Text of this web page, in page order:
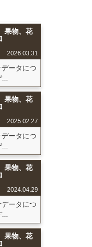
果物、花
2026.03.31
ータにつ
果物、花
2025.02.27
ータにつ
...
果物、花
2024.04.29
ータにつ
...
果物、花